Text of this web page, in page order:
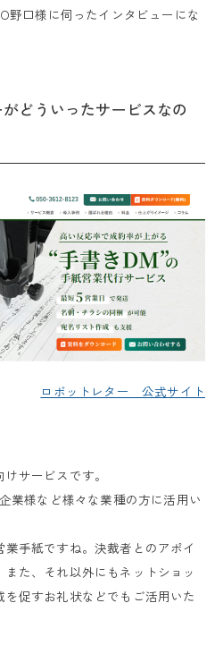
野口様に伺ったインタビューにな
どういったサービスなの
ロボットレター 公式サイト
サービスです。
業様など様々な業種の方に活用い
手紙ですね。決裁者とのアポイ
た、それ以外にもネットショッ
促すお礼状などでもご活用いた